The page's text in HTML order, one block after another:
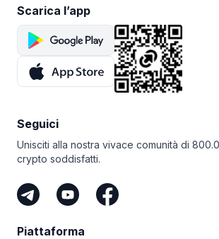
Scarica l’app
Seguici
Unisciti alla nostra vivace comunità di
crypto soddisfatti.
Piattaforma